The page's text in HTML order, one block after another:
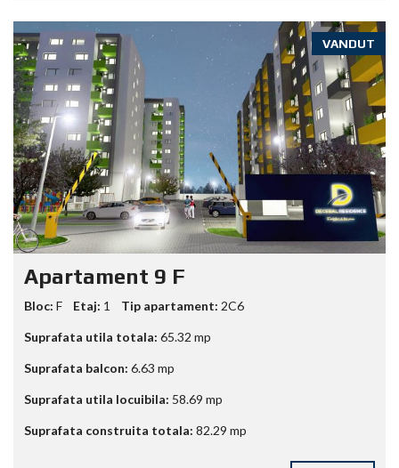
VANDUT
Apartament 9 F
Bloc: F Etaj: 1 Tip apartament: 2C6
Suprafata utila totala: 65.32 mp
Suprafata balcon: 6.63 mp
Suprafata utila locuibila: 58.69 mp
Suprafata construita totala: 82.29 mp